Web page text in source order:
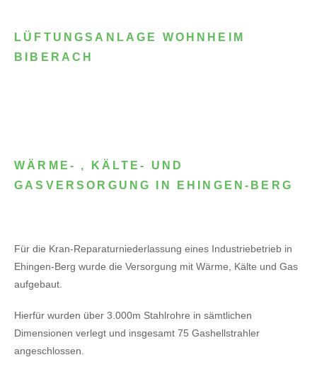
LÜFTUNGSANLAGE WOHNHEIM
BIBERACH
WÄRME- , KÄLTE- UND
GASVERSORGUNG IN EHINGEN-BERG
Für die Kran-Reparaturniederlassung eines Industriebetrieb in
Ehingen-Berg wurde die Versorgung mit Wärme, Kälte und Gas
aufgebaut.
Hierfür wurden über 3.000m Stahlrohre in sämtlichen
Dimensionen verlegt und insgesamt 75 Gashellstrahler
angeschlossen.